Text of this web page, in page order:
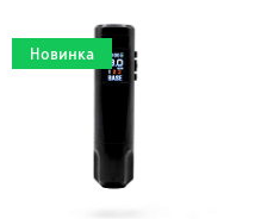
Новинка